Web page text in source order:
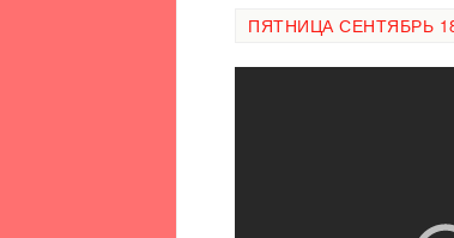
ПЯТНИЦА СЕНТЯБРЬ